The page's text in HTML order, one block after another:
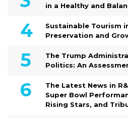
in a Healthy and
Sustainable Tourism
Preservation and
The Trump
Politics: An
The Latest News in
Super Bowl
Rising Stars, and